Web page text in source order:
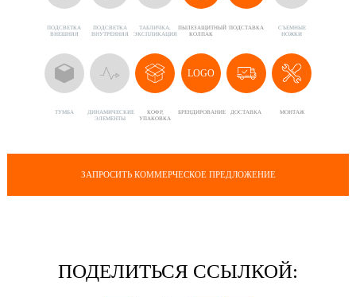
ПОДСВЕТКА
ВНЕШНЯЯ
ПОДСВЕТКА
ВНУТРЕННЯЯ
ТАБЛИЧКА,
ЭКСПЛИКАЦИЯ
ПЫЛЕЗАЩИТНЫЙ
КОЛПАК
ПОДСТАВКА
CЪЕМНЫЕ
НОЖКИ
ТУМБА
ДИНАМИЧЕСКИЕ
ЭЛЕМЕНТЫ
КОФР,
УПАКОВКА
LOGO
БРЕНДИРОВАНИЕ ДОСТАВКА МОНТАЖ
ЗАПРОСИТЬ КОММЕРЧЕСКОЕ ПРЕДЛОЖЕНИЕ
ПОДЕЛИТЬСЯ ССЫЛКОЙ: